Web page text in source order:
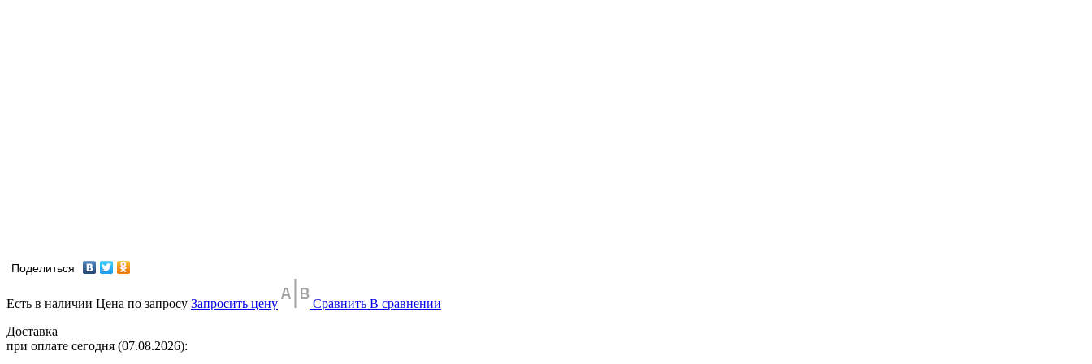
Поделиться
Есть в наличии Цена по запросу Запросить цену Сравнить В сравнении
Доставка
при оплате сегодня (07.08.2026):